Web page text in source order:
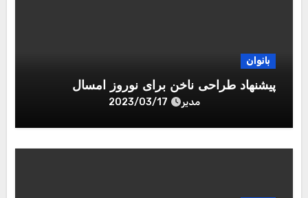
بانوان
پیشنهاد طراحی ناخن برای نوروز امسال
مدیر 2023/03/17